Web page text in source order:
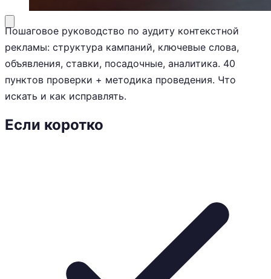
Пошаговое руководство по аудиту контекстной
рекламы: структура кампаний, ключевые слова,
объявления, ставки, посадочные, аналитика. 40
пунктов проверки + методика проведения. Что
искать и как исправлять.
Если коротко